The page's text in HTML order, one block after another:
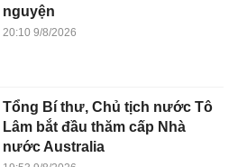
nguyện
20:10 9/8/2026
Tổng Bí thư, Chủ tịch nước Tô
Lâm bắt đầu thăm cấp Nhà
nước Australia